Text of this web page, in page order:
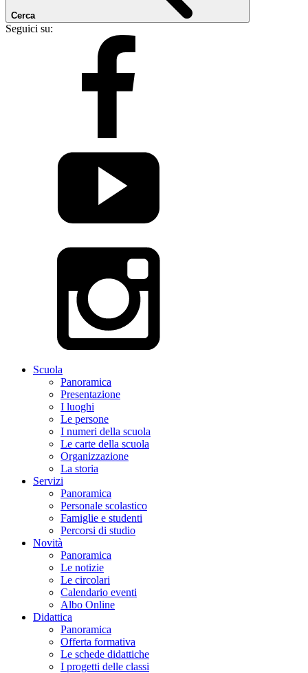
Cerca
Seguici su:
Scuola
Panoramica
Presentazione
I luoghi
Le persone
I numeri della scuola
Le carte della scuola
Organizzazione
La storia
Servizi
Panoramica
Personale scolastico
Famiglie e studenti
Percorsi di studio
Novità
Panoramica
Le notizie
Le circolari
Calendario eventi
Albo Online
Didattica
Panoramica
Offerta formativa
Le schede didattiche
I progetti delle classi